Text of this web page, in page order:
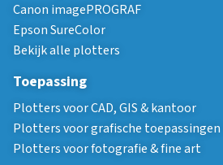
Canon imagePROGRAF
Epson SureColor
Bekijk alle plotters
Toepassing
Plotters voor CAD, GIS & kantoor
Plotters voor grafische toepassingen
Plotters voor fotografie & fine art